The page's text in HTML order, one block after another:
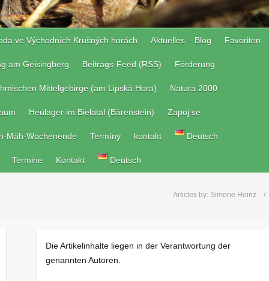
ve Východních Krušných horách Aktuelles – Blog Favoriten
am Geisingberg Beitrags-Feed (RSS) Förderung
Mittelgebirge (am Lipská Hora) Natura 2000
Heulager im Bielatal (Bärenstein) Zapoj se
Mäh-Wochenende Termíny kontakt Deutsch
Termine Kontakt Deutsch
Articles by: Simone Heinz
Die Artikelinhalte liegen in der Verantwortung der
genannten Autoren.